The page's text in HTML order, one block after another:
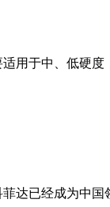
用于中、低硬
达已经成为中